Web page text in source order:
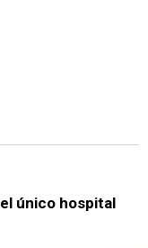
único hospital